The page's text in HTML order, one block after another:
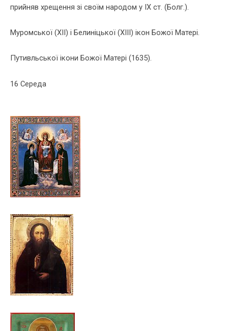
прийняв хрещення зi своїм народом у ІХ ст. (Болг.).
Муромської (ХІІ) i Белинiцької (ХІІІ) iкон Божої Матерi.
Путивльської iкони Божої Матерi (1635).
16 Середа